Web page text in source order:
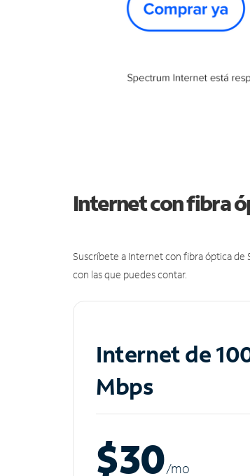
Internet con fibra
Suscríbete a Internet con fibra óptica
con las que puedes contar.
Internet de
Mbps
$30/mo